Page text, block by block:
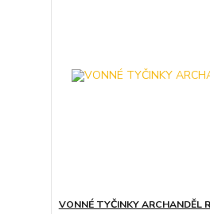
VONNÉ TYČINKY ARCHANDĚL